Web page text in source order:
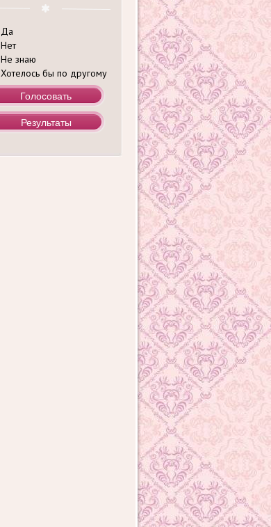
Да
Нет
Не знаю
Хотелось бы по другому